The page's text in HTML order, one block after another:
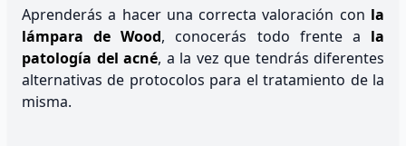
Aprenderás a hacer una correcta valoración con la
lámpara de Wood, conocerás todo frente a la
patología del acné, a la vez que tendrás diferentes
alternativas de protocolos para el tratamiento de la
misma.